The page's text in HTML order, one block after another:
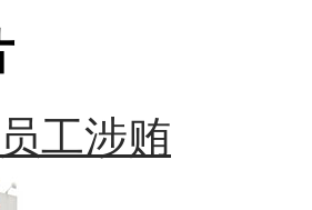
工涉贿